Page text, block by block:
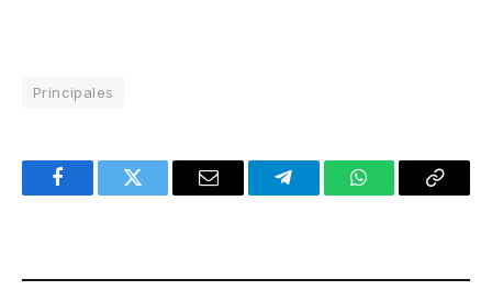
Principales
FacebookTwitter Email TelegramWhatsAppCopy